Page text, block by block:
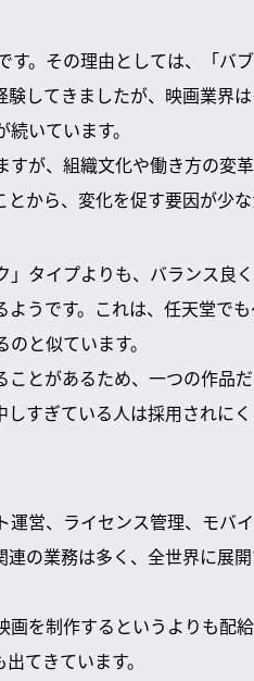
。その理由としては、「バ
してきましたが、映画業界
いています。
が、組織文化や働き方の変
から、変化を促す要因が少な
タイプよりも、バランス良
うです。これは、任天堂で
と似ています。
とがあるため、一つの作品
すぎている人は採用されに
営、ライセンス管理、モバ
の業務は多く、全世界に展
を制作するというよりも配
てきています。